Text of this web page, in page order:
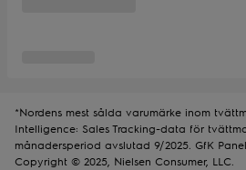
*Nordens mest sålda varumärke inom
Intelligence: Sales Tracking-data för
månadersperiod avslutad 9/2025. GfK
Copyright © 2025, Nielsen Consumer, LLC.